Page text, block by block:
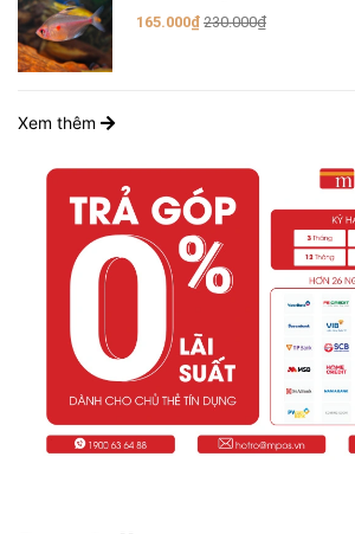
165.000₫ 230.000₫
Xem thêm